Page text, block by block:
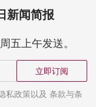
新闻简报
五上午发送。
立即订阅
私政策以及 条款与条